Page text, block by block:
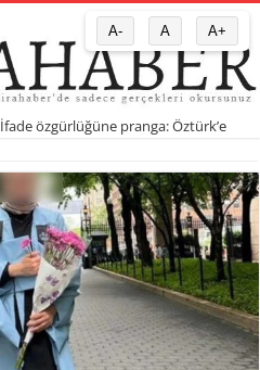
İfade özgürlüğüne pranga: Öztürk’e
A- A A+